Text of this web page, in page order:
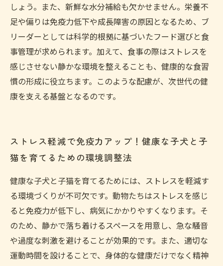
しょう。また、新鮮な水分補給も欠かせません。栄養不
足や偏りは免疫力低下や成長障害の原因となるため、ブ
リーダーとしては科学的根拠に基づいたフード選びと食
事管理が求められます。加えて、食事の際はストレスを
感じさせない静かな環境を整えることも、健康的な食習
慣の形成に役立ちます。このような配慮が、次世代の健
康を支える基盤となるのです。
ストレス軽減で免疫力アップ！健康な子犬と子
猫を育てるための環境調整法
健康な子犬と子猫を育てるためには、ストレスを軽減す
る環境づくりが不可欠です。動物たちはストレスを感じ
ると免疫力が低下し、病気にかかりやすくなります。そ
のため、静かで落ち着けるスペースを用意し、急な騒音
や過度な刺激を避けることが効果的です。また、適切な
運動時間を設けることで、身体的な健康だけでなく精神